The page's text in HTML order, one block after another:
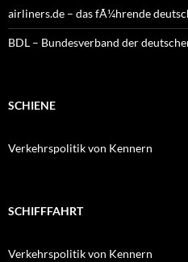
airliners.de – das fÃ¼hrende
BDL – Bundesverband der
SCHIENE
Verkehrspolitik von Kennern
SCHIFFFAHRT
Verkehrspolitik von Kennern